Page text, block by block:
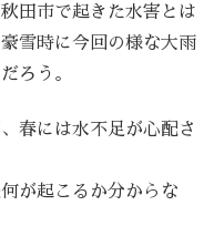
田市で起きた水害とは
雪時に今回の様な大雨
ろう。
春には水不足が心配さ
が起こるか分からな